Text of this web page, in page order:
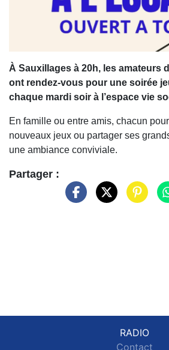
À Sauxillages à 20h, les amateurs
ont rendez-vous pour une soirée
chaque mardi soir à l’espace vie
En famille ou entre amis, chacun
nouveaux jeux ou partager ses
une ambiance conviviale.
Partager :
RADIO
Contact